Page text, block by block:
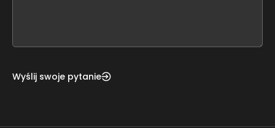
Wyślij swoje pytanie